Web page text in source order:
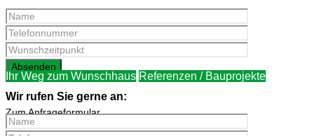
Ihr Weg zum Wunschhaus Referenzen / Bauprojekte
Zum Anfrageformular
Wir rufen Sie gerne an: